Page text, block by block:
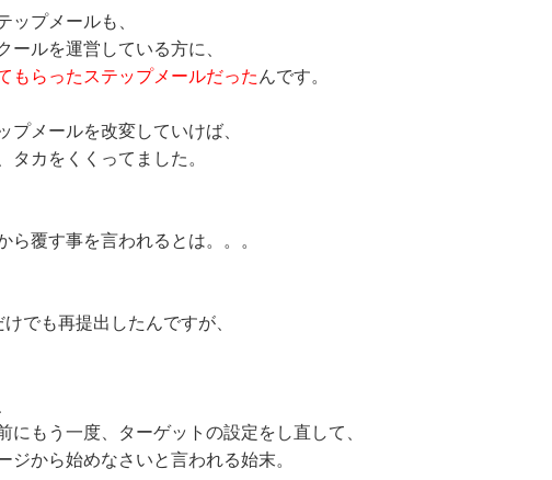
ップメールも、
ールを運営している方に、
もらったステップメールだった んです。
プメールを改変していけば、
タカをくくってました。
ら覆す事を言われるとは。。。
でも再提出したんですが、
にもう一度、ターゲットの設定をし直して、
ジから始めなさいと言われる始末。